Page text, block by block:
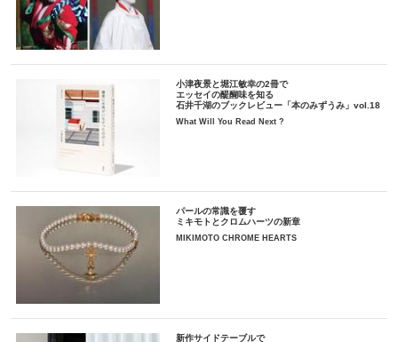
小津夜景と堀江敏幸の2冊で
エッセイの醍醐味を知る
石井千湖のブックレビュー「本のみずうみ」vol.18
What Will You Read Next ?
パールの常識を覆す
ミキモトとクロムハーツの新章
MIKIMOTO CHROME HEARTS
新作サイドテーブルで